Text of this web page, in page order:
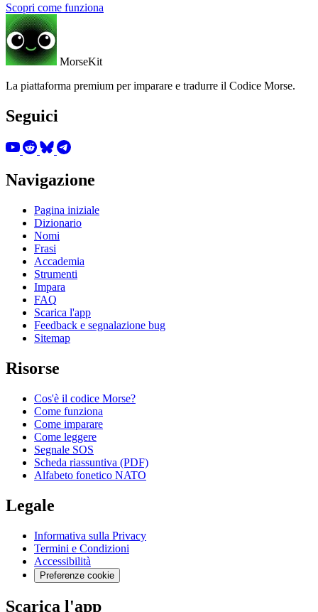
Scopri come funziona
MorseKit
La piattaforma premium per imparare e tradurre il Codice Morse.
Seguici
Navigazione
Pagina iniziale
Dizionario
Nomi
Frasi
Accademia
Strumenti
Impara
FAQ
Scarica l'app
Feedback e segnalazione bug
Sitemap
Risorse
Cos'è il codice Morse?
Come funziona
Come imparare
Come leggere
Segnale SOS
Scheda riassuntiva (PDF)
Alfabeto fonetico NATO
Legale
Informativa sulla Privacy
Termini e Condizioni
Accessibilità
Preferenze cookie
Scarica l'app